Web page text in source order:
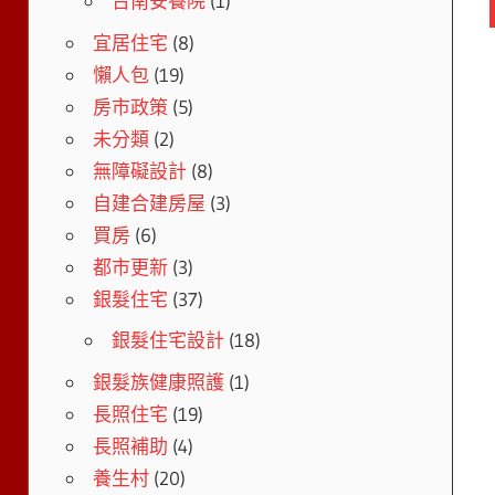
宜居住宅 (8)
懶人包(19)
房市政策(5)
未分類(2)
無障礙設計(8)
自建合建房屋 (3)
買房(6)
都市更新(3)
銀髮住宅 (37)
銀髮住宅設計(18)
銀髮族健康照護(1)
長照住宅 (19)
長照補助 (4)
養生村(20)